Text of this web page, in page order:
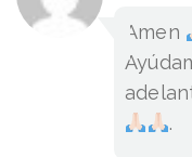
Amen
.